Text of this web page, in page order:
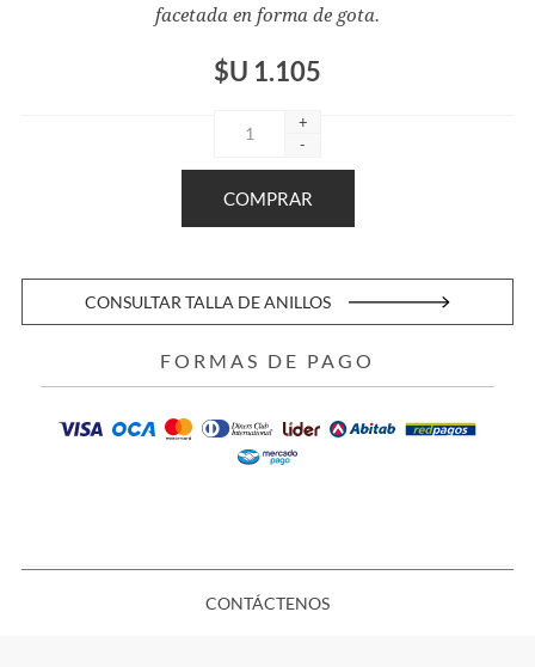
facetada en forma de gota.
$U 1.105
+
-
CONSULTAR TALLA DE ANILLOS
FORMAS DE PAGO
CONTÁCTENOS